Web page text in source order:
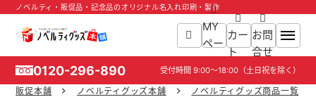
ノベルティ・販促品・記念品のオリジナル名入れ印刷・製作
MY
ペー
ジ
カー
ト
お問
合せ
0120-296-890 受付時間 9:00～18:00（土日祝を除く）
販促本舗 ノベルティグッズ本舗 ノベルティグッズ商品一覧